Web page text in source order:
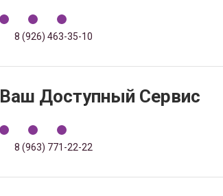
8 (926) 463-35-10
Ваш Доступный Сервис
8 (963) 771-22-22